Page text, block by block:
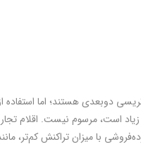
دوبعدی هستند؛ اما استفاده
زياد است، مرسوم نيست. اقلام
با میزان تراكنش کم‌تر، مانند